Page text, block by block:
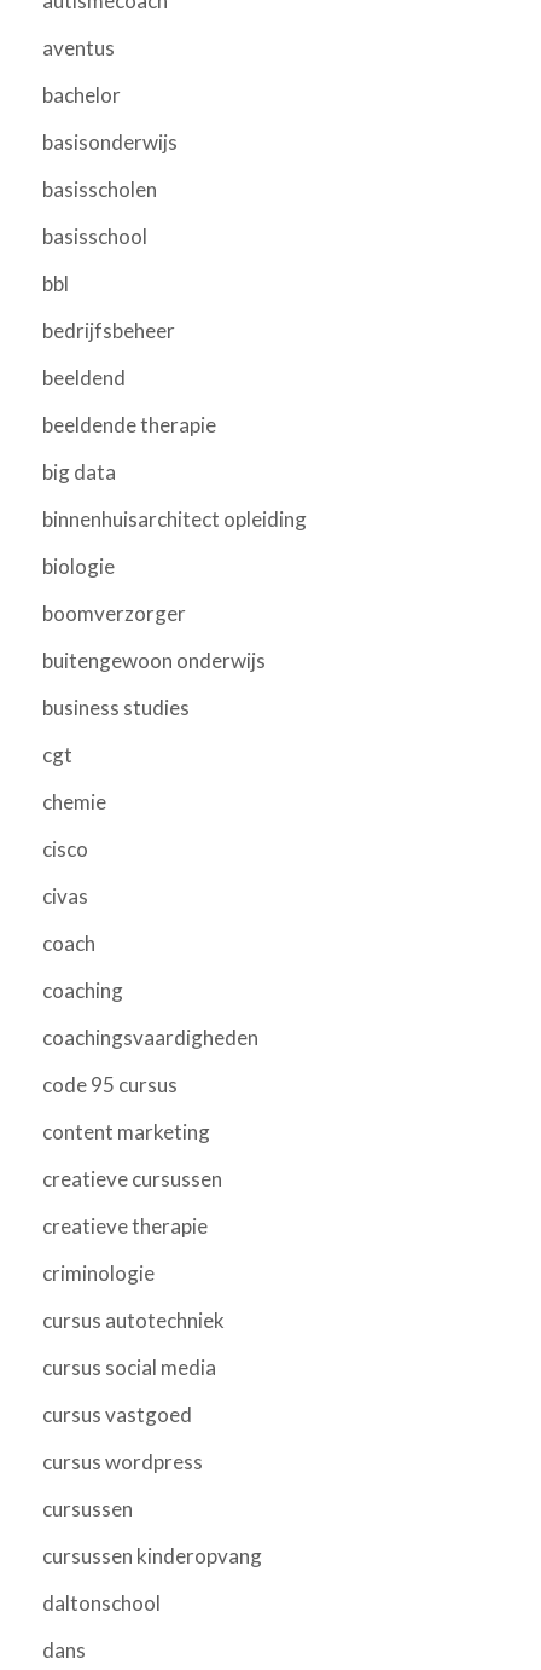
aventus
bachelor
basisonderwijs
basisscholen
basisschool
bbl
bedrijfsbeheer
beeldend
beeldende therapie
big data
binnenhuisarchitect opleiding
biologie
boomverzorger
buitengewoon onderwijs
business studies
cgt
chemie
cisco
civas
coach
coaching
coachingsvaardigheden
code 95 cursus
content marketing
creatieve cursussen
creatieve therapie
criminologie
cursus autotechniek
cursus social media
cursus vastgoed
cursus wordpress
cursussen
cursussen kinderopvang
daltonschool
dans